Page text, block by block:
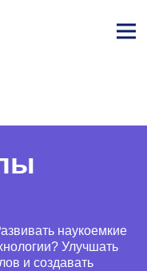
т
наукоемкие
Улучшать
и создавать